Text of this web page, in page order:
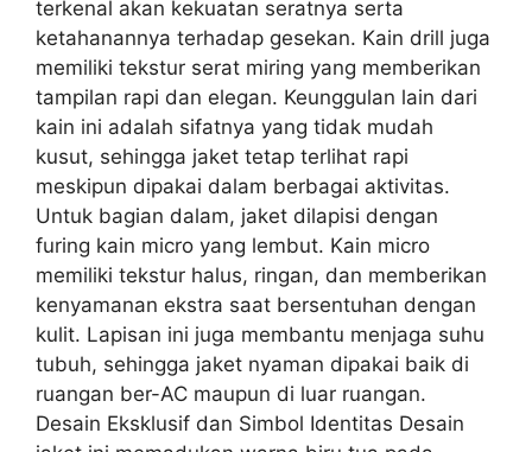
terkenal akan kekuatan seratnya serta
ketahanannya terhadap gesekan. Kain drill juga
memiliki tekstur serat miring yang memberikan
tampilan rapi dan elegan. Keunggulan lain dari
kain ini adalah sifatnya yang tidak mudah
kusut, sehingga jaket tetap terlihat rapi
meskipun dipakai dalam berbagai aktivitas.
Untuk bagian dalam, jaket dilapisi dengan
furing kain micro yang lembut. Kain micro
memiliki tekstur halus, ringan, dan memberikan
kenyamanan ekstra saat bersentuhan dengan
kulit. Lapisan ini juga membantu menjaga suhu
tubuh, sehingga jaket nyaman dipakai baik di
ruangan ber-AC maupun di luar ruangan.
Desain Eksklusif dan Simbol Identitas Desain